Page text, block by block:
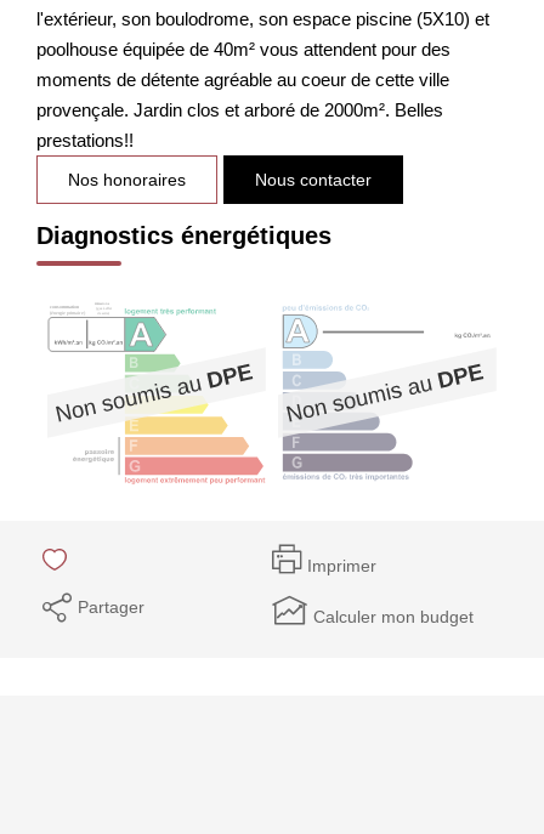
l'extérieur, son boulodrome, son espace piscine (5X10) et
poolhouse équipée de 40m² vous attendent pour des
moments de détente agréable au coeur de cette ville
provençale. Jardin clos et arboré de 2000m². Belles
prestations!!
Nos honoraires Nous contacter
Diagnostics énergétiques
Imprimer
Partager Calculer mon budget